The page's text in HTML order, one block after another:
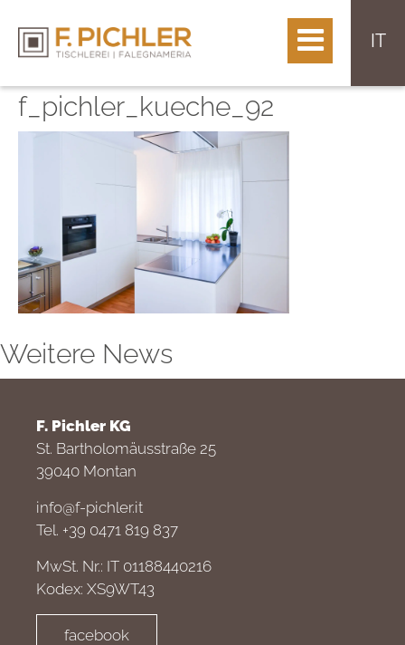
IT
f_pichler_kueche_92
Weitere News
F. Pichler KG
St. Bartholomäusstraße 25
39040 Montan
info@f-pichler.it
Tel. +39 0471 819 837
MwSt. Nr.: IT 01188440216
Kodex: XS9WT43
facebook